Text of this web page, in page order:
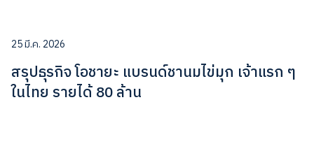
25 มี.ค. 2026
สรุปธุรกิจ โอชายะ แบรนด์ชานมไข่มุก เจ้าแรก ๆ
ในไทย รายได้ 80 ล้าน